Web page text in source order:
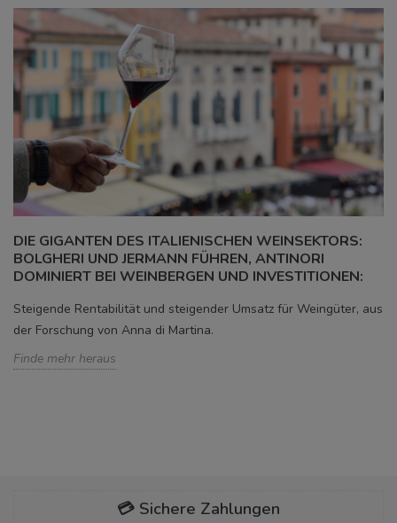
DIE GIGANTEN DES ITALIENISCHEN WEINSEKTORS:
BOLGHERI UND JERMANN FÜHREN, ANTINORI
DOMINIERT BEI WEINBERGEN UND INVESTITIONEN:
Steigende Rentabilität und steigender Umsatz für Weingüter, aus
der Forschung von Anna di Martina.
Finde mehr heraus
💳 Sichere Zahlungen